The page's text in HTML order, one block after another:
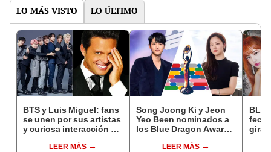
LO MÁS VISTO LO ÚLTIMO
BTS y Luis Miguel: fans
se unen por sus artistas
y curiosa interacción de
LEER MÁS
Song Joong Ki y Jeon
Yeo Been nominados a
los Blue Dragon Awards
LEER MÁS
gira